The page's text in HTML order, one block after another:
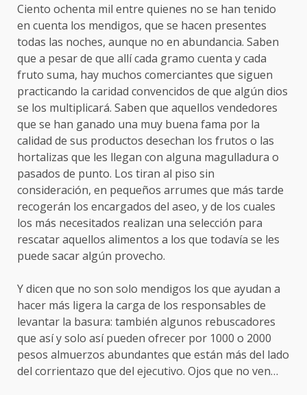
Ciento ochenta mil entre quienes no se han tenido
en cuenta los mendigos, que se hacen presentes
todas las noches, aunque no en abundancia. Saben
que a pesar de que allí cada gramo cuenta y cada
fruto suma, hay muchos comerciantes que siguen
practicando la caridad convencidos de que algún dios
se los multiplicará. Saben que aquellos vendedores
que se han ganado una muy buena fama por la
calidad de sus productos desechan los frutos o las
hortalizas que les llegan con alguna magulladura o
pasados de punto. Los tiran al piso sin
consideración, en pequeños arrumes que más tarde
recogerán los encargados del aseo, y de los cuales
los más necesitados realizan una selección para
rescatar aquellos alimentos a los que todavía se les
puede sacar algún provecho.
Y dicen que no son solo mendigos los que ayudan a
hacer más ligera la carga de los responsables de
levantar la basura: también algunos rebuscadores
que así y solo así pueden ofrecer por 1000 o 2000
pesos almuerzos abundantes que están más del lado
del corrientazo que del ejecutivo. Ojos que no ven…